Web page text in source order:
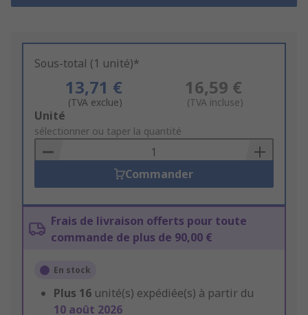
Sous-total (1 unité)*
13,71 €
(TVA exclue)
16,59 €
(TVA incluse)
Add
to
Basket
Unité
sélectionner ou taper la quantité
Commander
Frais de livraison offerts pour toute
commande de plus de 90,00 €
En stock
Plus 16 unité(s) expédiée(s) à partir du
10 août 2026